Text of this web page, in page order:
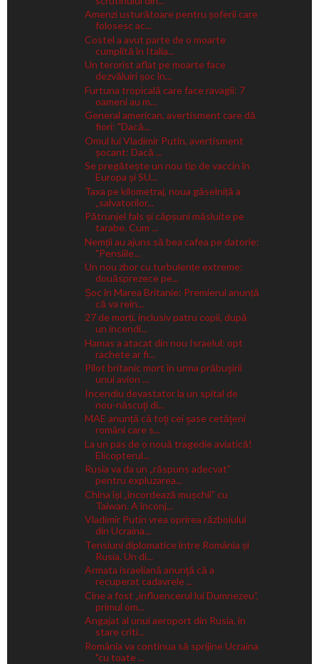
Amenzi usturătoare pentru șoferii care
folosesc ac...
Costel a avut parte de o moarte
cumplită în Italia...
Un terorist aflat pe moarte face
dezvăluiri șoc în...
Furtuna tropicală care face ravagii: 7
oameni au m...
General american, avertisment care dă
fiori: "Dacă...
Omul lui Vladimir Putin, avertisment
șocant: Dacă ...
Se pregătește un nou tip de vaccin în
Europa și SU...
Taxa pe kilometraj, noua găselniță a
„salvatorilor...
Pătrunjel fals și căpșuni măsluite pe
tarabe. Cum ...
Nemții au ajuns să bea cafea pe datorie:
"Pensiile...
Un nou zbor cu turbulențe extreme:
douăsprezece pe...
Șoc în Marea Britanie: Premierul anunță
că va rein...
27 de morți, inclusiv patru copii, după
un incendi...
Hamas a atacat din nou Israelul: opt
rachete ar fi...
Pilot britanic mort în urma prăbuşirii
unui avion ...
Incendiu devastator la un spital de
nou-născuţi di...
MAE anunță că toţi cei şase cetăţeni
români care s...
La un pas de o nouă tragedie aviatică!
Elicopterul...
Rusia va da un „răspuns adecvat”
pentru expluzarea...
China își „încordează mușchii” cu
Taiwan. A înconj...
Vladimir Putin vrea oprirea războiului
din Ucraina...
Tensiuni diplomatice între România și
Rusia. Un di...
Armata israeliană anunţă că a
recuperat cadavrele ...
Cine a fost „influencerul lui Dumnezeu”,
primul om...
Angajat al unui aeroport din Rusia, în
stare criti...
România va continua să sprijine Ucraina
"cu toate ...